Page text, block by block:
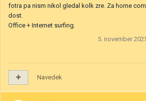
fotra pa nism nikol gledal kolk zre. Za home
dost.
Office + Internet surfing.
5. november
Navedek